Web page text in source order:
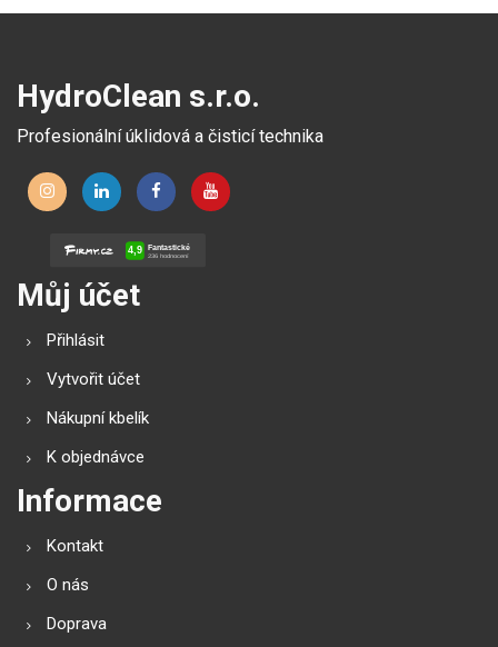
HydroClean s.r.o.
Profesionální úklidová a čisticí technika
Můj účet
Přihlásit
Vytvořit účet
Nákupní kbelík
K objednávce
Informace
Kontakt
O nás
Doprava